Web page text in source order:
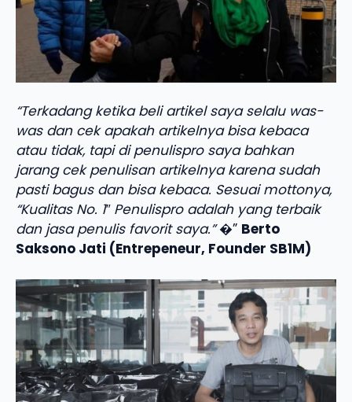
“Terkadang ketika beli artikel saya selalu was-
was dan cek apakah artikelnya bisa kebaca
atau tidak, tapi di penulispro saya bahkan
jarang cek penulisan artikelnya karena sudah
pasti bagus dan bisa kebaca. Sesuai mottonya,
“Kualitas No. 1″ Penulispro adalah yang terbaik
dan jasa penulis favorit saya.”�” Berto
Saksono Jati (Entrepeneur, Founder SB1M)